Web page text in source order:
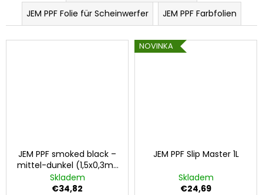
JEM PPF Folie für Scheinwerfer
JEM PPF Farbfolien
JEM PPF smoked black –
mittel-dunkel (1,5x0,3m)
schützende
transparente Folie für
Skladem
€34,82
NOVINKA
JEM PPF Slip Master 1L
Skladem
€24,69
W
i
e
n